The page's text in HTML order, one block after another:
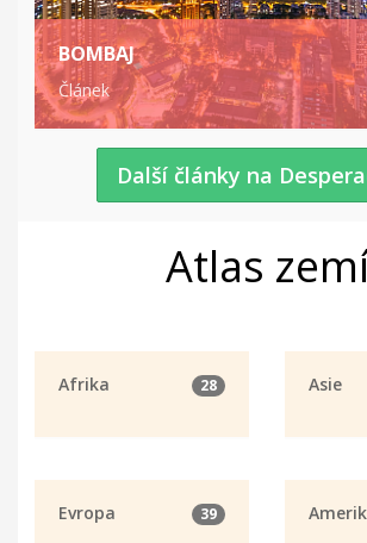
BOMBAJ
Článek
Další články na
Atlas
28
Afrika Asie
39
Evropa